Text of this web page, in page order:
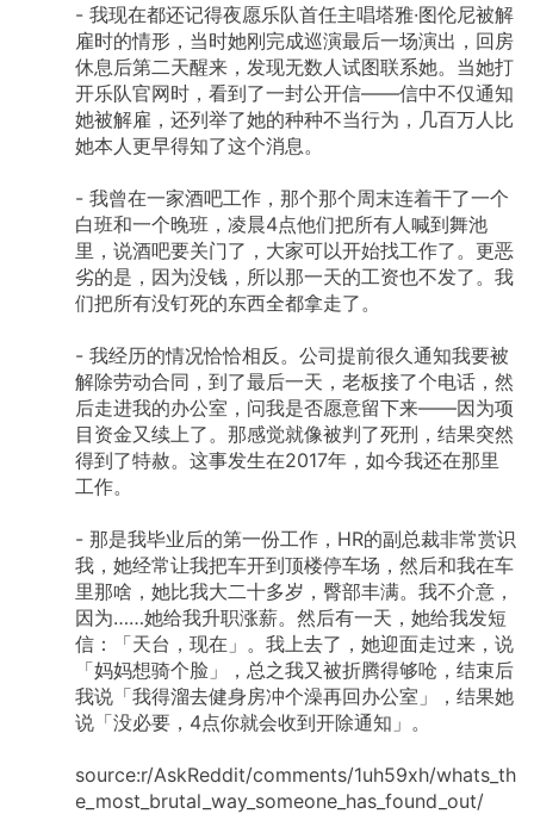
- 我现在都还记得夜愿乐队首任主唱塔雅·图伦尼被解
雇时的情形，当时她刚完成巡演最后一场演出，回房
休息后第二天醒来，发现无数人试图联系她。当她打
开乐队官网时，看到了一封公开信——信中不仅通知
她被解雇，还列举了她的种种不当行为，几百万人比
她本人更早得知了这个消息。
- 我曾在一家酒吧工作，那个那个周末连着干了一个
白班和一个晚班，凌晨4点他们把所有人喊到舞池
里，说酒吧要关门了，大家可以开始找工作了。更恶
劣的是，因为没钱，所以那一天的工资也不发了。我
们把所有没钉死的东西全都拿走了。
- 我经历的情况恰恰相反。公司提前很久通知我要被
解除劳动合同，到了最后一天，老板接了个电话，然
后走进我的办公室，问我是否愿意留下来——因为项
目资金又续上了。那感觉就像被判了死刑，结果突然
得到了特赦。这事发生在2017年，如今我还在那里
工作。
- 那是我毕业后的第一份工作，HR的副总裁非常赏识
我，她经常让我把车开到顶楼停车场，然后和我在车
里那啥，她比我大二十多岁，臀部丰满。我不介意，
因为……她给我升职涨薪。然后有一天，她给我发短
信：「天台，现在」。我上去了，她迎面走过来，说
「妈妈想骑个脸」，总之我又被折腾得够呛，结束后
我说「我得溜去健身房冲个澡再回办公室」，结果她
说「没必要，4点你就会收到开除通知」。
source:r/AskReddit/comments/1uh59xh/whats_th
e_most_brutal_way_someone_has_found_out/